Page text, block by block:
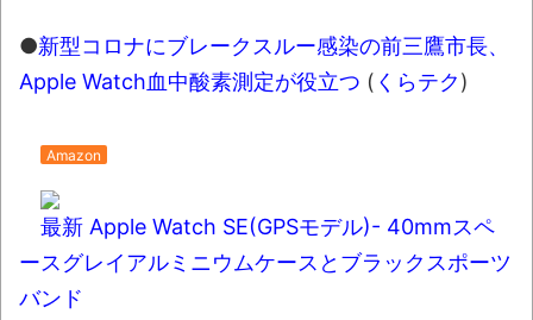
凡庸な悪
お前らの身体の悩み教えてくれ
を売った結果ｗｗｗ」 ほか
【読書感想】山野辺太郎『いつか深い穴に
落ちるまで』
●新型コロナにブレークスルー感染の前三鷹市長、
Apple Watch血中酸素測定が役立つ ( くらテク)
Amazon
最新 Apple Watch SE(GPSモデル)- 40mmスペ
ースグレイアルミニウムケースとブラックスポーツ
バンド